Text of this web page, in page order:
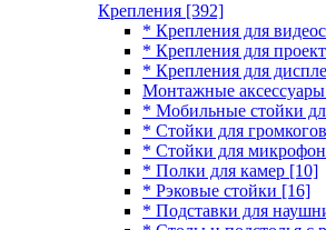
Крепления [392]
* Крепления для
* Крепления для
* Крепления для
Монтажные
* Мобильные стойки
* Стойки для
* Стойки для
* Полки для камер [10]
* Рэковые стойки [16]
* Подставки для